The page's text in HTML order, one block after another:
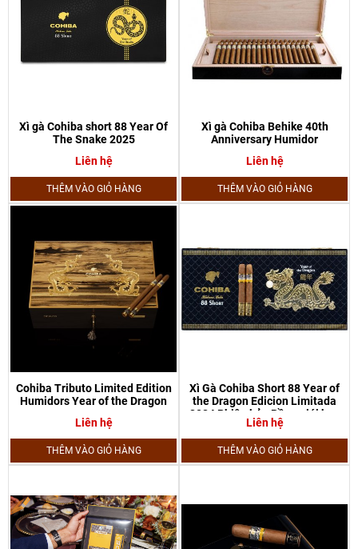
Xì gà Cohiba short 88 Year Of
The Snake 2025
Liên hệ
THÊM VÀO GIỎ HÀNG
Xì gà Cohiba Behike 40th
Anniversary Humidor
Liên hệ
THÊM VÀO GIỎ HÀNG
Cohiba Tributo Limited Edition
Humidors Year of the Dragon
Liên hệ
THÊM VÀO GIỎ HÀNG
Xì Gà Cohiba Short 88 Year of
the Dragon Edicion Limitada
2024 Phiên bản Rồng giới hạn
Liên hệ
THÊM VÀO GIỎ HÀNG